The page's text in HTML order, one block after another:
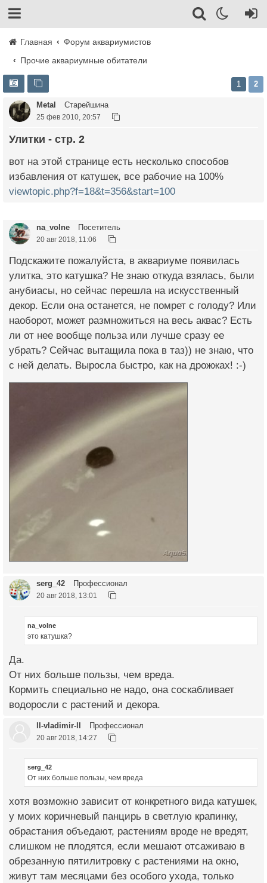
Главная
Форум аквариумистов
Прочие аквариумные обитатели
1 2
Metal Старейшина
25 фев 2010, 20:57
улитки - стр. 2
вот на этой странице есть несколько способов
избавления от катушек, все рабочие на 100%
viewtopic.php?f=18&t=356&start=100
na_volne Посетитель
20 авг 2018, 11:06
Подскажите пожалуйста, в аквариуме появилась
улитка, это катушка? Не знаю откуда взялась, были
анубиасы, но сейчас перешла на искусственный
декор. Если она останется, не помрет с голоду? Или
наоборот, может размножиться на весь аквас? Есть
ли от нее вообще польза или лучше сразу ее
убрать? Сейчас вытащила пока в таз)) не знаю, что
с ней делать. Выросла быстро, как на дрожжах! :-)
serg_42 Профессионал
20 авг 2018, 13:01
na_volne
это катушка?
Да.
От них больше пользы, чем вреда.
Кормить специально не надо, она соскабливает
водоросли с растений и декора.
ll-vladimir-ll Профессионал
20 авг 2018, 14:27
serg_42
От них больше пользы, чем вреда
хотя возможно зависит от конкретного вида катушек,
у моих коричневый панцирь в светлую крапинку,
обрастания объедают, растениям вроде не вредят,
слишком не плодятся, если мешают отсаживаю в
обрезанную пятилитровку с растениями на окно,
живут там месяцами без особого ухода, только